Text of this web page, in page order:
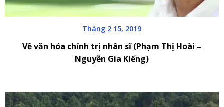
Tháng 2 15, 2019
Về văn hóa chính trị nhân sĩ (Phạm Thị Hoài –
Nguyễn Gia Kiểng)